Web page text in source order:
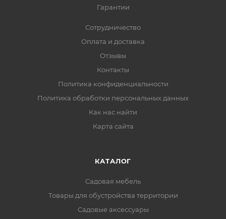
Гарантии
Сотрудничество
Оплата и доставка
Отзывы
Контакты
Политика конфиденциальности
Политика обработки персональных данных
Как нас найти
Карта сайта
КАТАЛОГ
Садовая мебель
Товары для обустройства территории
Садовые аксессуары